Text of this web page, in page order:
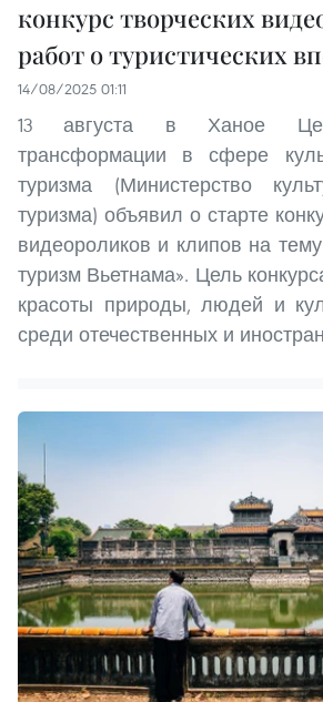
конкурс творческих
работ о туристических
14/08/2025 01:11
13 августа в Ханое
трансформации в сфере
туризма (Министерство
туризма) объявил о старте
видеороликов и клипов на
туризм Вьетнама». Цель
красоты природы, людей и
среди отечественных и